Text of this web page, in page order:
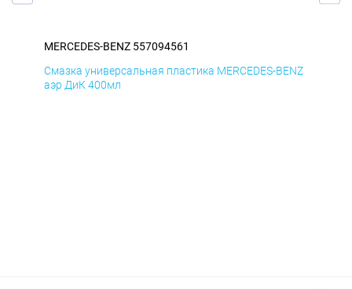
MERCEDES-BENZ 557094561
Смазка универсальная пластика MERCEDES-BENZ
аэр ДиК 400мл